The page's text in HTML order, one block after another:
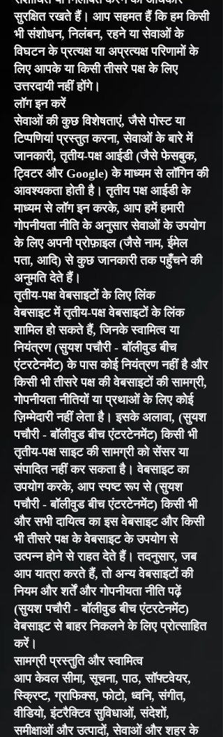
सुरक्षित रखते हैं। आप सहमत हैं कि हम किसी
भी संशोधन, निलंबन, रहने या सेवाओं के
विघटन के प्रत्यक्ष या अप्रत्यक्ष परिणामों के
लिए आपके या किसी तीसरे पक्ष के लिए
उत्तरदायी नहीं होंगे।
लॉग इन करें
सेवाओं की कुछ विशेषताएं, जैसे पोस्ट या
टिप्पणियां प्रस्तुत करना, सेवाओं के बारे में
जानकारी, तृतीय-पक्ष आईडी (जैसे फेसबुक,
ट्विटर और Google) के माध्यम से लॉगिन की
आवश्यकता होती है। तृतीय पक्ष आईडी के
माध्यम से लॉग इन करके, आप हमें हमारी
गोपनीयता नीति के अनुसार सेवाओं के उपयोग
के लिए अपनी प्रोफ़ाइल (जैसे नाम, ईमेल
पता, आदि) से कुछ जानकारी तक पहुँचने की
अनुमति देते हैं।
तृतीय-पक्ष वेबसाइटों के लिए लिंक
वेबसाइट में तृतीय-पक्ष वेबसाइटों के लिंक
शामिल हो सकते हैं, जिनके स्वामित्व या
नियंत्रण (सुयश पचौरी - बॉलीवुड बीच
एंटरटेनमेंट) के पास कोई नियंत्रण नहीं है और
किसी भी तीसरे पक्ष की वेबसाइटों की सामग्री,
गोपनीयता नीतियों या प्रथाओं के लिए कोई
ज़िम्मेदारी नहीं लेता है। इसके अलावा, (सुयश
पचौरी - बॉलीवुड बीच एंटरटेनमेंट) किसी भी
तृतीय-पक्ष साइट की सामग्री को सेंसर या
संपादित नहीं कर सकता है। वेबसाइट का
उपयोग करके, आप स्पष्ट रूप से (सुयश
पचौरी - बॉलीवुड बीच एंटरटेनमेंट) किसी भी
और सभी दायित्व का इस वेबसाइट और किसी
भी तीसरे पक्ष के वेबसाइट के उपयोग से
उत्पन्न होने से राहत देते हैं। तदनुसार, जब
आप यात्रा करते हैं, तो अन्य वेबसाइटों की
नियम और शर्तें और गोपनीयता नीति पढ़ें
(सुयश पचौरी - बॉलीवुड बीच एंटरटेनमेंट)
वेबसाइट से बाहर निकलने के लिए प्रोत्साहित
करें।
सामग्री प्रस्तुति और स्वामित्व
आप केवल सीमा, सूचना, पाठ, सॉफ्टवेयर,
स्क्रिप्ट, ग्राफिक्स, फोटो, ध्वनि, संगीत,
वीडियो, इंटरैक्टिव सुविधाओं, संदेशों,
समीक्षाओं और उत्पादों, सेवाओं और शहर के